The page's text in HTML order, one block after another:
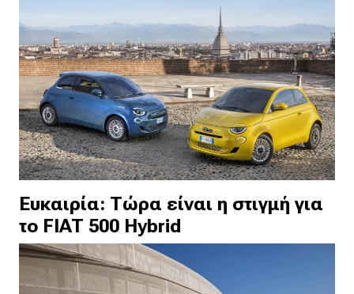
Ευκαιρία: Τώρα είναι η στιγμή για
το FIAT 500 Hybrid